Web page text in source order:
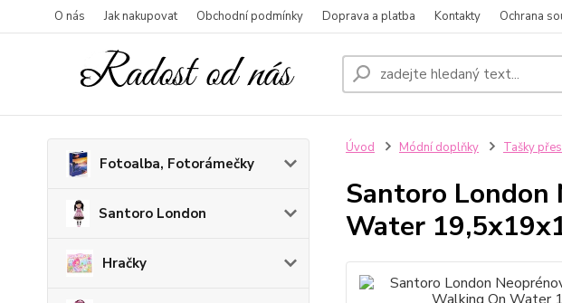
O nás Jak nakupovat Obchodní podmínky Doprava a platba Kontakty Ochrana
Fotoalba, Fotorámečky
Santoro London
Hračky
Úvod Módní doplňky Tašky
Santoro London
Water